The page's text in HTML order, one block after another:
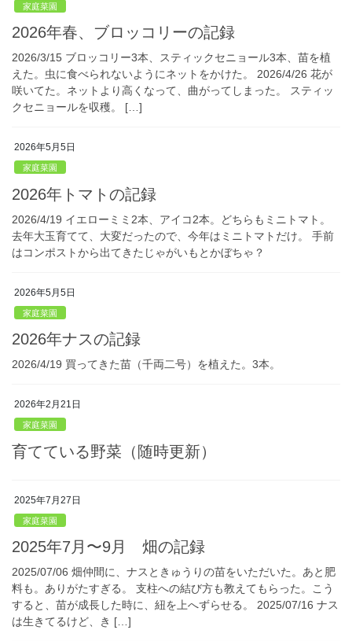
家庭菜園
2026年春、ブロッコリーの記録
2026/3/15 ブロッコリー3本、スティックセニョール3本、苗を植
えた。虫に食べられないようにネットをかけた。 2026/4/26 花が
咲いてた。ネットより高くなって、曲がってしまった。 スティッ
クセニョールを収穫。 […]
2026年5月5日
家庭菜園
2026年トマトの記録
2026/4/19 イエローミミ2本、アイコ2本。どちらもミニトマト。
去年大玉育てて、大変だったので、今年はミニトマトだけ。 手前
はコンポストから出てきたじゃがいもとかぼちゃ？
2026年5月5日
家庭菜園
2026年ナスの記録
2026/4/19 買ってきた苗（千両二号）を植えた。3本。
2026年2月21日
家庭菜園
育てている野菜（随時更新）
2025年7月27日
家庭菜園
2025年7月〜9月 畑の記録
2025/07/06 畑仲間に、ナスときゅうりの苗をいただいた。あと肥
料も。ありがたすぎる。 支柱への結び方も教えてもらった。こう
すると、苗が成長した時に、紐を上へずらせる。 2025/07/16 ナス
は生きてるけど、き […]